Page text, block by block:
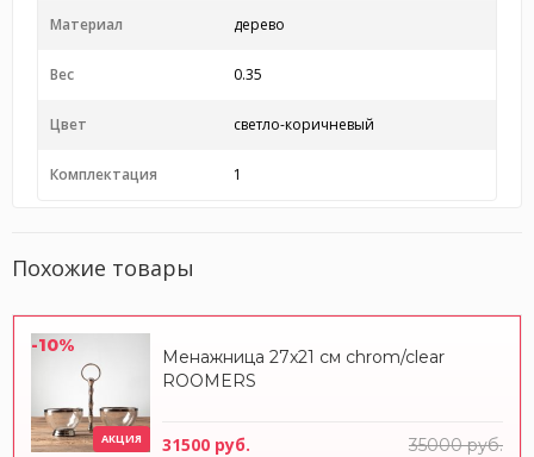
Материал дерево
Вес 0.35
Цвет светло-коричневый
Комплектация 1
Похожие товары
-10%
АКЦИЯ
Менажница 27x21 см chrom/clear
ROOMERS
31500 руб. 35000 руб.